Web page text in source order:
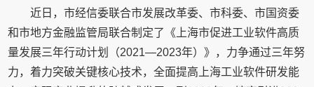
近日，市经信委联合市发展改革委、市科委、市国资委
和市地方金融监管局联合制定了《上海市促进工业软件高质
量发展三年行动计划（2021—2023年）》，力争通过三年努
力，着力突破关键核心技术，全面提高上海工业软件研发能